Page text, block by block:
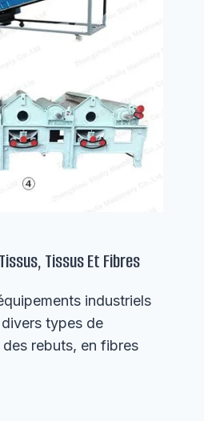
Tissus Et Fibres
industriels
types de
rebuts, en fibres